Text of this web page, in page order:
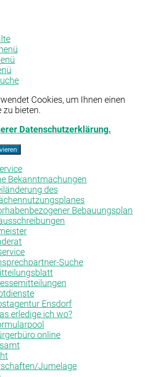
Cookies, um Ihnen einen
zu bieten.
Datenschutzerklärung.
Bekanntmachungen
des
Bebauungsplan
Suche
Ensdorf
erledige ich wo?
online
Jumelage